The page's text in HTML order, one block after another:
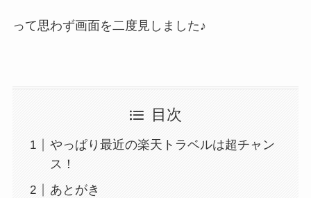
って思わず画面を二度見しました♪
目次
やっぱり最近の楽天トラベルは超チャン
ス！
あとがき